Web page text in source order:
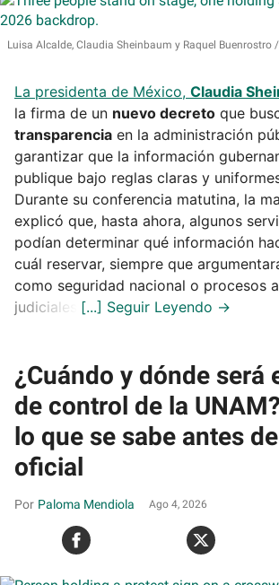
Luisa Alcalde, Claudia Sheinbaum y Raquel Buenrostro
La presidenta de México, Claudia
la firma de un nuevo decreto que
transparencia en la administración
garantizar que la información
publique bajo reglas claras y
Durante su conferencia matutina, la
explicó que, hasta ahora, algunos
podían determinar qué información
cuál reservar, siempre que
como seguridad nacional o procesos
judiciales.
¿Cuándo y dónde será
de control de la
lo que se sabe antes
oficial
Paloma Mendiola Ago 4, 2026